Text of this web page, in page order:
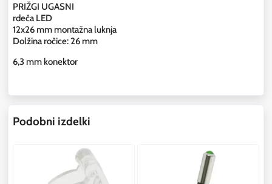
PRIŽGI UGASNI
rdeča LED
12x26 mm montažna luknja
Dolžina ročice: 26 mm
6,3 mm konektor
Podobni izdelki